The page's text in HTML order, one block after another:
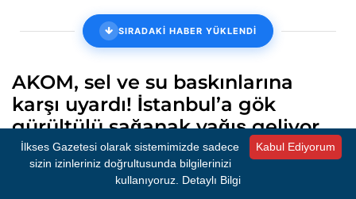
SIRADAKİ HABER YÜKLENDİ
AKOM, sel ve su baskınlarına
karşı uyardı! İstanbul’a gök
gürültülü sağanak yağış geliyor
İBB'ye bağlı AKOM, perşembe günü kent genelinde etkili olması
beklenen sağanak yağışlar nedeniyle sel, su baskını ve
ulaşımda yaşanabilecek aksaklıklara karşı uyarıda bulundu.
Kabul Ediyorum
İlkses Gazetesi olarak sistemimizde sadece
sizin izinleriniz doğrultusunda bilgilerinizi
kullanıyoruz. Detaylı Bilgi